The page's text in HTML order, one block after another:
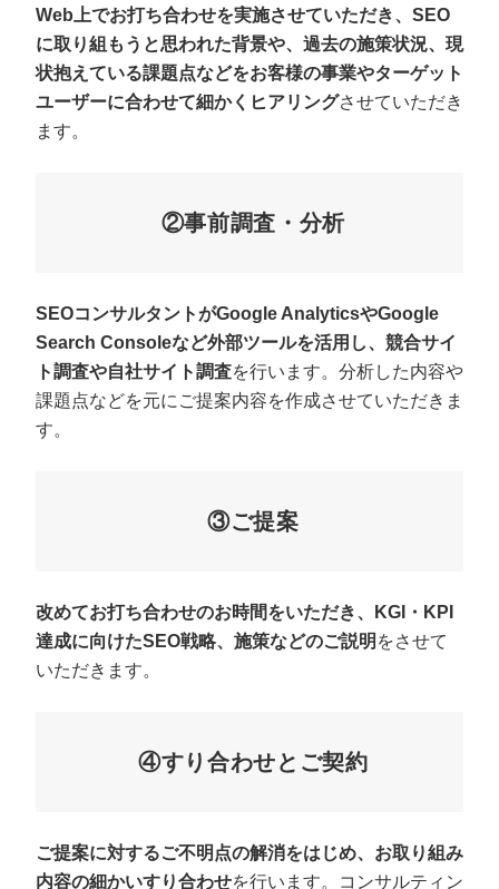
Web上でお打ち合わせを実施させていただき、SEO
に取り組もうと思われた背景や、過去の施策状況、現
状抱えている課題点などをお客様の事業やターゲット
ユーザーに合わせて細かくヒアリングさせていただき
ます。
②事前調査・分析
SEOコンサルタントがGoogle AnalyticsやGoogle
Search Consoleなど外部ツールを活用し、競合サイ
ト調査や自社サイト調査を行います。分析した内容や
課題点などを元にご提案内容を作成させていただきま
す。
③ご提案
改めてお打ち合わせのお時間をいただき、KGI・KPI
達成に向けたSEO戦略、施策などのご説明 をさせて
いただきます。
④すり合わせとご契約
ご提案に対するご不明点の解消をはじめ、お取り組み
内容の細かいすり合わせを行います。コンサルティン